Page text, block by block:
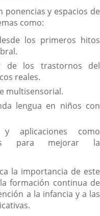
y espacios de
como:
los primeros hitos
de los trastornos del
reales.
multisensorial.
lengua en niños con
aplicaciones como
para mejorar la
la importancia de este
formación continua de
a la infancia y a las